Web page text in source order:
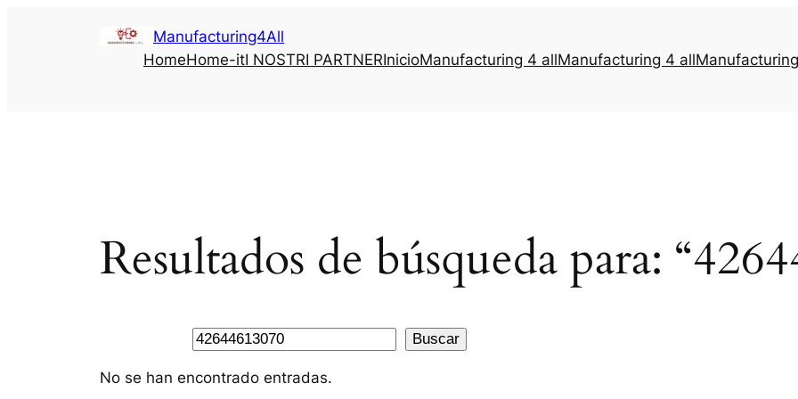
Manufacturing4All
HomeHome-itI NOSTRI PARTNERInicioManufacturing 4 allManufacturing 4 all
Resultados de búsqueda para:
Buscar Buscar
No se han encontrado entradas.